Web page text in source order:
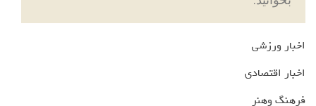
اخبار ورزشی
اخبار اقتصادی
فرهنگ وهنر